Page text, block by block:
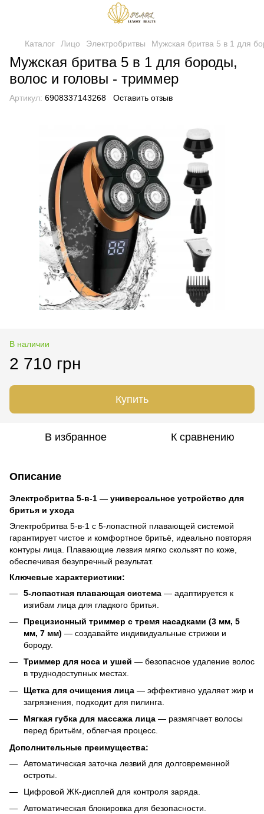
Каталог Лицо Электробритвы Мужская бритва 5 в 1 для
Мужская бритва 5 в 1 для бороды,
волос и головы - триммер
Артикул: 6908337143268 Оставить отзыв
В наличии
2 710 грн
Купить
В избранное К сравнению
Описание
Электробритва 5-в-1 — универсальное устройство для
бритья и ухода
Электробритва 5-в-1 с 5-лопастной плавающей системой
гарантирует чистое и комфортное бритьё, идеально повторяя
контуры лица. Плавающие лезвия мягко скользят по коже,
обеспечивая безупречный результат.
Ключевые характеристики:
5-лопастная плавающая система — адаптируется к
изгибам лица для гладкого бритья.
Прецизионный триммер с тремя насадками (3 мм, 5
мм, 7 мм) — создавайте индивидуальные стрижки и
бороду.
Триммер для носа и ушей — безопасное удаление волос
в труднодоступных местах.
Щетка для очищения лица — эффективно удаляет жир и
загрязнения, подходит для пилинга.
Мягкая губка для массажа лица — размягчает волосы
перед бритьём, облегчая процесс.
Дополнительные преимущества:
Автоматическая заточка лезвий для долговременной
остроты.
Цифровой ЖК-дисплей для контроля заряда.
Автоматическая блокировка для безопасности.